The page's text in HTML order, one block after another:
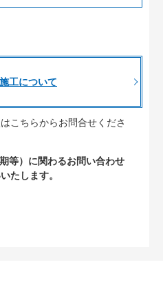
工について
こちらからお問合せくださ
等）に関わるお問い合わせ
たします。